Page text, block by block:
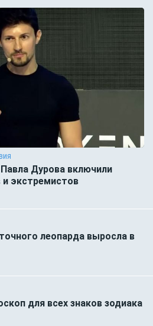
Дурова включили
и экстремистов
леопарда выросла в
для всех знаков зодиака